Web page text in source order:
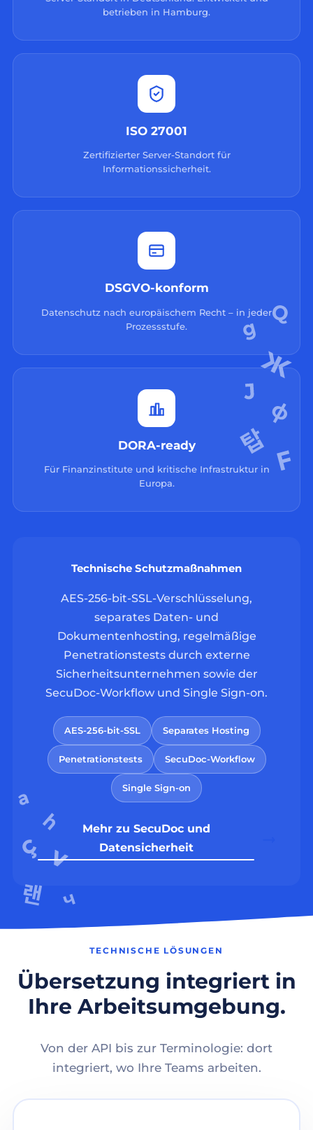
betrieben in Hamburg.
ISO 27001
Zertifizierter Server-Standort für
Informationssicherheit.
DSGVO-konform
Datenschutz nach europäischem Recht – in jeder
Prozessstufe.
DORA-ready
Für Finanzinstitute und kritische Infrastruktur in
Europa.
Technische Schutzmaßnahmen
AES-256-bit-SSL-Verschlüsselung,
separates Daten- und
Dokumentenhosting, regelmäßige
Penetrationstests durch externe
Sicherheitsunternehmen sowie der
SecuDoc-Workflow und Single Sign-on.
AES-256-bit-SSL Separates Hosting
Penetrationstests SecuDoc-Workflow
Single Sign-on
Mehr zu SecuDoc und
Datensicherheit
TECHNISCHE LÖSUNGEN
Übersetzung integriert in
Ihre Arbeitsumgebung.
Von der API bis zur Terminologie: dort
integriert, wo Ihre Teams arbeiten.